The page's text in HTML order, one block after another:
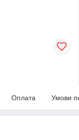
Оплата Умови